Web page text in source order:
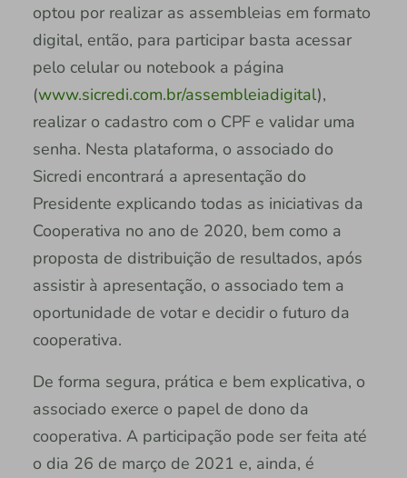
optou por realizar as assembleias em formato
digital, então, para participar basta acessar
pelo celular ou notebook a página
(www.sicredi.com.br/assembleiadigital),
realizar o cadastro com o CPF e validar uma
senha. Nesta plataforma, o associado do
Sicredi encontrará a apresentação do
Presidente explicando todas as iniciativas da
Cooperativa no ano de 2020, bem como a
proposta de distribuição de resultados, após
assistir à apresentação, o associado tem a
oportunidade de votar e decidir o futuro da
cooperativa.
De forma segura, prática e bem explicativa, o
associado exerce o papel de dono da
cooperativa. A participação pode ser feita até
o dia 26 de março de 2021 e, ainda, é